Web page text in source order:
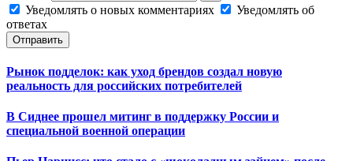
Уведомлять о новых комментариях
Уведомлять об
ответах
Отправить
Рынок подделок: как уход брендов создал новую
реальность для российских потребителей
В Сиднее прошел митинг в поддержку России и
специальной военной операции